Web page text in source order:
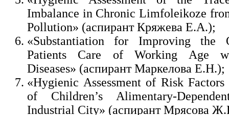
Imbalance in Chronic Limfoleikoze
Pollution» (аспирант Кряжева Е.А.);
«Substantiation for Improving the
Patients Care of Working Age
Diseases» (аспирант Маркелова Е.Н.);
«Hygienic Assessment of Risk
of Children’s Alimentary-
Industrial City» (аспирант Мрясова